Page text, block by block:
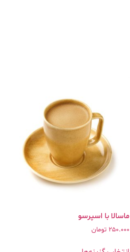
ماسالا با اسپرسو
250.000 تومان